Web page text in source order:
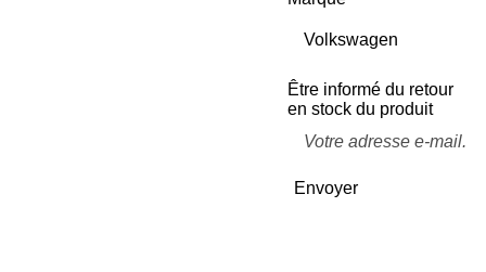
Être informé du retour
en stock du produit
Envoyer